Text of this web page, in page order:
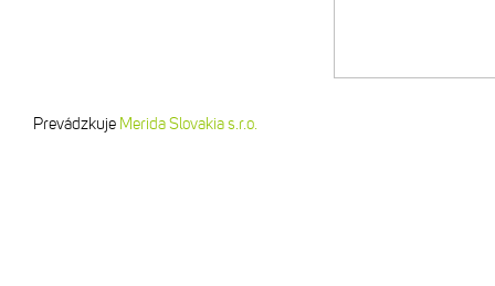
Prevádzkuje Merida Slovakia s.r.o.